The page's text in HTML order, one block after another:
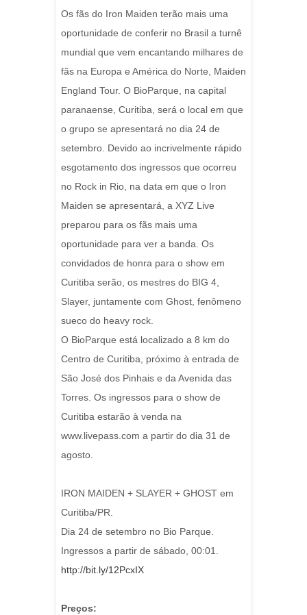
Os fãs do Iron Maiden terão mais uma
oportunidade de conferir no Brasil a turnê
mundial que vem encantando milhares de
fãs na Europa e América do Norte, Maiden
England Tour. O BioParque, na capital
paranaense, Curitiba, será o local em que
o grupo se apresentará no dia 24 de
setembro. Devido ao incrivelmente rápido
esgotamento dos ingressos que ocorreu
no Rock in Rio, na data em que o Iron
Maiden se apresentará, a XYZ Live
preparou para os fãs mais uma
oportunidade para ver a banda. Os
convidados de honra para o show em
Curitiba serão, os mestres do BIG 4,
Slayer, juntamente com Ghost, fenômeno
sueco do heavy rock.
O BioParque está localizado a 8 km do
Centro de Curitiba, próximo à entrada de
São José dos Pinhais e da Avenida das
Torres. Os ingressos para o show de
Curitiba estarão à venda na
www.livepass.com a partir do dia 31 de
agosto.
IRON MAIDEN + SLAYER + GHOST em
Curitiba/PR.
Dia 24 de setembro no Bio Parque.
Ingressos a partir de sábado, 00:01.
http://bit.ly/12PcxIX
Preços: